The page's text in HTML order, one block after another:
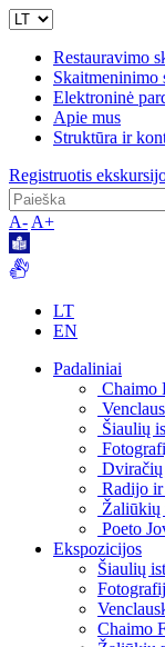
Restauravimo
Skaitmeninimo
Elektroninė
Apie mus
Struktūra ir
Registruotis
A- A+
LT
EN
Padaliniai
Chaimo
Šiaulių
Dviračių
Radijo
Žaliūkių
Poeto
Ekspozicijos
Šiaulių
Chaimo